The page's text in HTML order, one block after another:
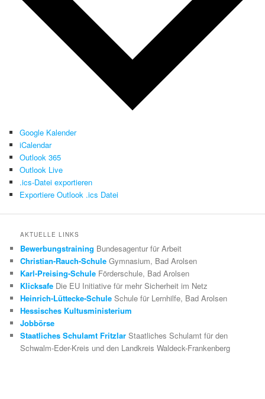
Google Kalender
iCalendar
Outlook 365
Outlook Live
.ics-Datei exportieren
Exportiere Outlook .ics Datei
AKTUELLE LINKS
Bewerbungstraining Bundesagentur für Arbeit
Christian-Rauch-Schule Gymnasium, Bad Arolsen
Karl-Preising-Schule Förderschule, Bad Arolsen
Klicksafe Die EU Initiative für mehr Sicherheit im Netz
Heinrich-Lüttecke-Schule Schule für Lernhilfe, Bad Arolsen
Hessisches Kultusministerium
Jobbörse
Staatliches Schulamt Fritzlar Staatliches Schulamt für den
Schwalm-Eder-Kreis und den Landkreis Waldeck-Frankenberg